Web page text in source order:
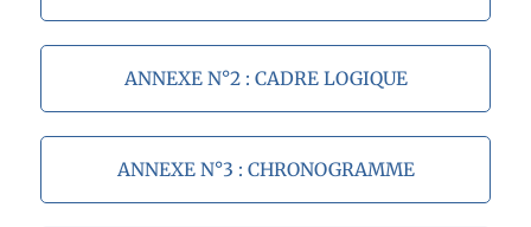
ANNEXE N°2 : CADRE LOGIQUE
ANNEXE N°3 : CHRONOGRAMME